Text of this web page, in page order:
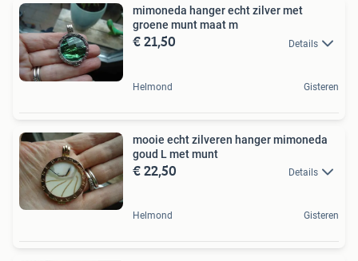
mimoneda hanger echt zilver met
groene munt maat m
€ 21,50 Details
Helmond Gisteren
mooie echt zilveren hanger mimoneda
goud L met munt
€ 22,50 Details
Helmond Gisteren